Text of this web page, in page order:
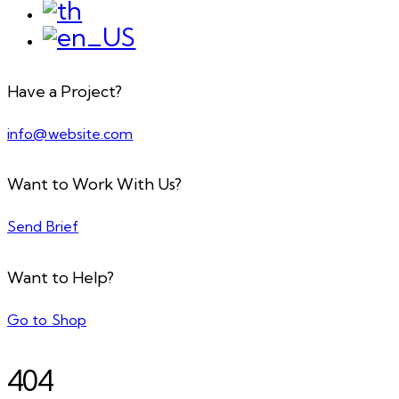
Have a Project?
info@website.com
Want to Work With Us?
Send Brief
Want to Help?
Go to Shop
404